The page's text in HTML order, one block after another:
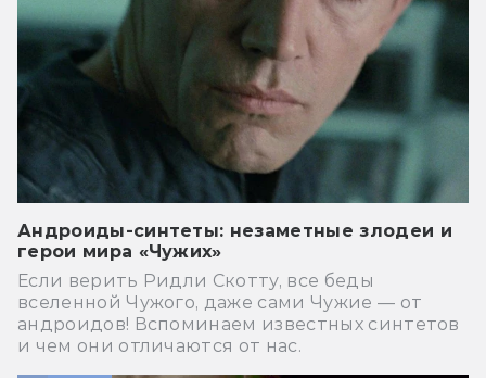
Андроиды-синтеты: незаметные злодеи и
герои мира «Чужих»
Если верить Ридли Скотту, все беды
вселенной Чужого, даже сами Чужие — от
андроидов! Вспоминаем известных синтетов
и чем они отличаются от нас.